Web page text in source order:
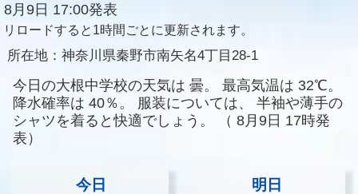
8月9日 17:00発表
リロードすると1時間ごとに更新されます。
所在地： 神奈川県秦野市南矢名4丁目28-1
今日の大根中学校の天気は 曇。 最高気温は 32℃。
降水確率は 40％。 服装については、
半袖や薄手の
シャツを着ると快適でしょう。
（ 8月9日 17時発
表）
今日 明日